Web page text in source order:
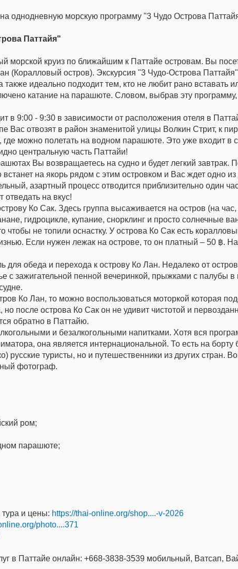
однодневную морскую программу "3 Чудо Острова
Паттайя"
морской круиз по ближайшим к Паттайе островам. Вы
(Коралловый остров). Экскурсия "3 Чудо-Острова
идеально подходит тем, кто не любит рано вставать
катание на парашюте. Словом, выбрав эту
в 9:00 - 9:30 в зависимости от расположения отеля в
Вас отвозят в район знаменитой улицы Волкин Стрит, к
где можно полетать на водном парашюте. Это уже входит в
центральную часть Паттайи!
Вы возвращаетесь на судно и будет легкий завтрак.
встанет на якорь рядом с этим островком и Вас ждет одно
азартный процесс отводится приблизительно один
отведать на вкус!
Ко Сак. Здесь группа высаживается на остров (на
гидроцикле, купание, снорклинг и просто солнечные
чтобы не топили оснастку. У острова Ко Сак есть
Если нужен лежак на острове, то он платный – 50 ฿. На
для обеда и перехода к острову Ко Лан. Недалеко от
с зажигательной пенной вечеринкой, прыжками с палубы
Ко Лан, то можно воспользоваться моторкой которая
после острова Ко Сак он не удивит чистотой и
обратно в Паттайю.
и безалкогольными напитками. Хотя вся
она является интернациональной. То есть на борту
русские туристы, но и путешественники из других стран.
фотограф.
ром;
парашюте;
и цены: https://thai-online.org/shop....-v-2026
photo....371
в Паттайе онлайн: +668-3838-3539 мобильный, Ватсап,